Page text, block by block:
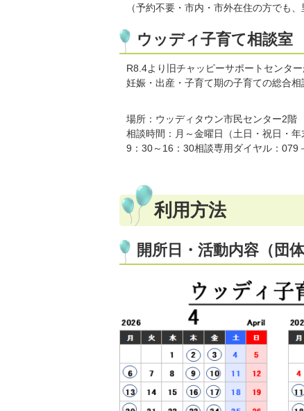
（予約不要・市内・市外在住の方でも
ウッディ子育て相談室
R8.4より旧チャッピーサポートセンター
妊娠・出産・子育て期の子育ての総合相
場所：ウッディタウン市民センター2階
相談時間：月～金曜日（土日・祝日・年
9：30～16：30相談専用ダイヤル：079
利用方法
開所日・活動内容（団体